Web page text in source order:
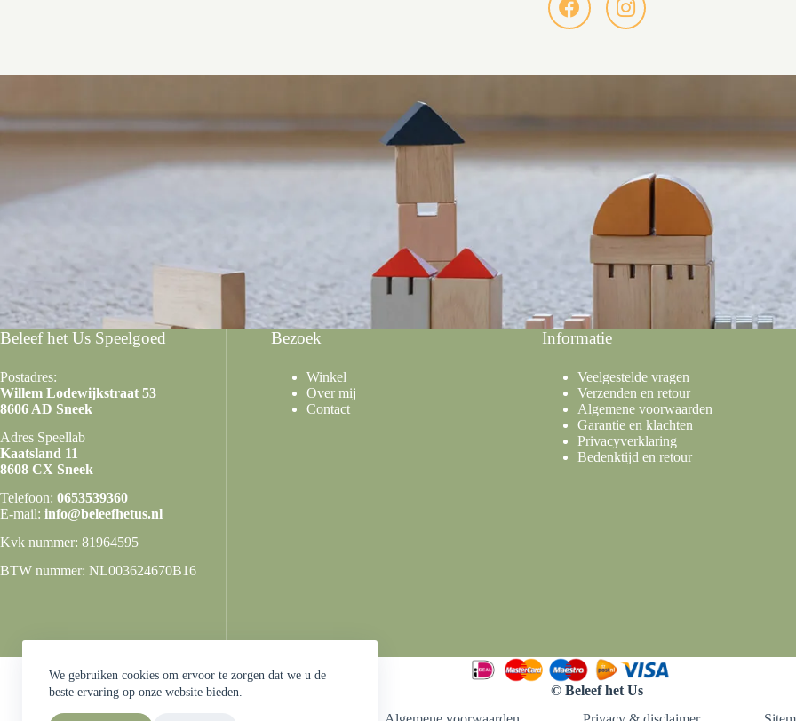
We gebruiken cookies om ervoor te zorgen dat we u de
beste ervaring op onze website bieden.
Beleef het Us Speelgoed
Postadres:
Willem Lodewijkstraat 53
8606 AD Sneek
Adres Speellab
Kaatsland 11
8608 CX Sneek
Telefoon: 0653539360
E-mail: info@beleefhetus.nl
Kvk nummer: 81964595
BTW nummer: NL003624670B16
Bezoek
Winkel
Over mij
Contact
Informatie
Veelgestelde vragen
Verzenden en retour
Algemene voorwaarden
Garantie en klachten
Privacyverklaring
Bedenktijd en retour
© Beleef het Us